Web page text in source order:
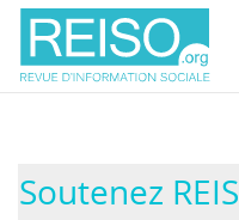
Soutenez